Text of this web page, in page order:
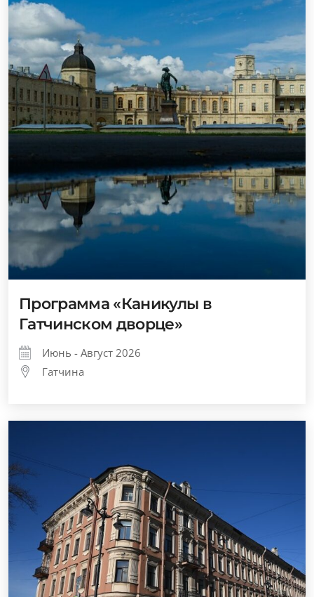
Программа «Каникулы в
Гатчинском дворце»
Июнь - Август 2026
Гатчина